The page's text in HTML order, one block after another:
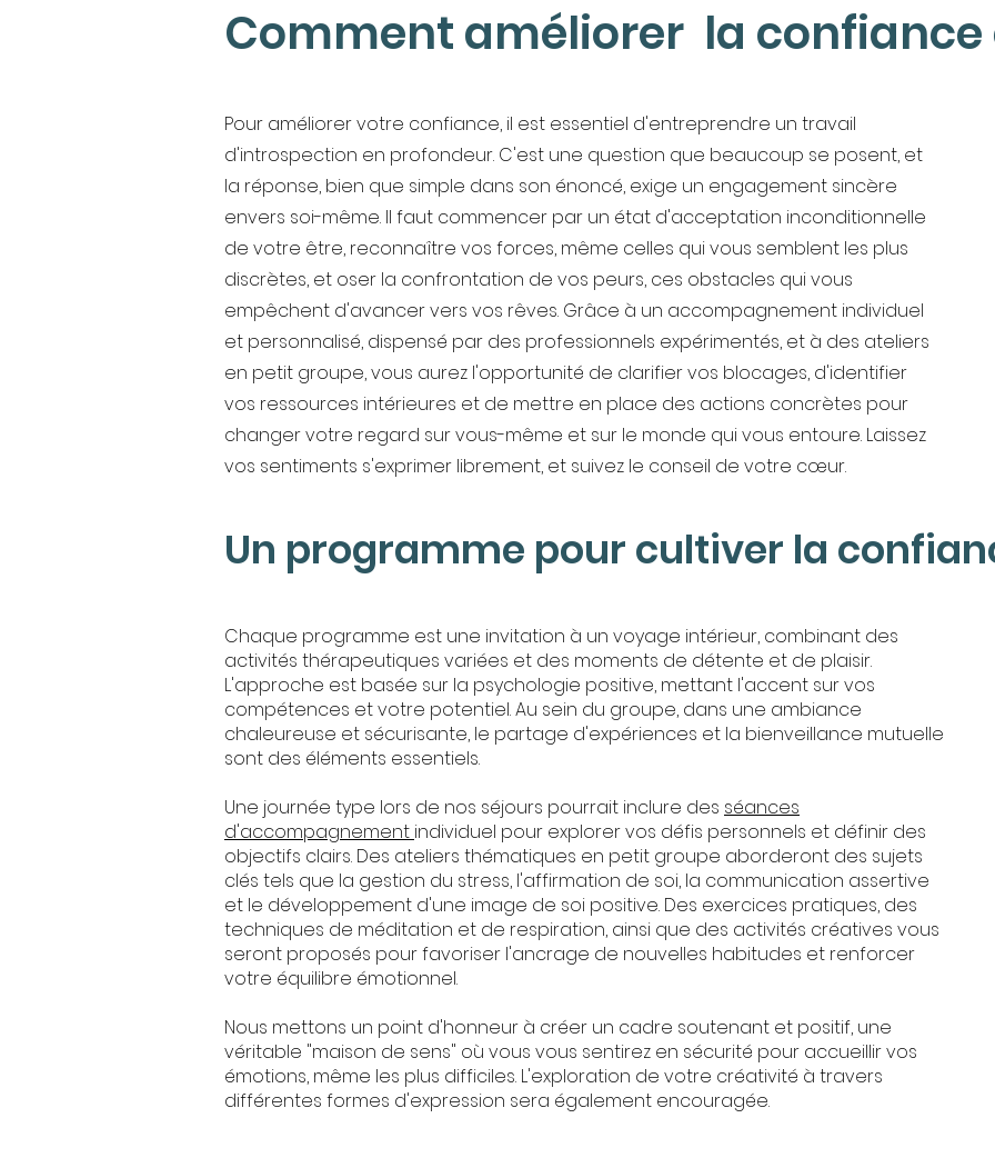
Comment améliorer la confiance
Pour améliorer votre confiance, il est essentiel d'entreprendre un travail
d'introspection en profondeur. C'est une question que beaucoup se posent, et
la réponse, bien que simple dans son énoncé, exige un engagement sincère
envers soi-même. Il faut commencer par un état d'acceptation inconditionnelle
de votre être, reconnaître vos forces, même celles qui vous semblent les plus
discrètes, et oser la confrontation de vos peurs, ces obstacles qui vous
empêchent d'avancer vers vos rêves. Grâce à un accompagnement individuel
et personnalisé, dispensé par des professionnels expérimentés, et à des ateliers
en petit groupe, vous aurez l'opportunité de clarifier vos blocages, d'identifier
vos ressources intérieures et de mettre en place des actions concrètes pour
changer votre regard sur vous-même et sur le monde qui vous entoure. Laissez
vos sentiments s'exprimer librement, et suivez le conseil de votre cœur.
Un programme pour cultiver la
Chaque programme est une invitation à un voyage intérieur, combinant des
activités thérapeutiques variées et des moments de détente et de plaisir.
L'approche est basée sur la psychologie positive, mettant l'accent sur vos
compétences et votre potentiel. Au sein du groupe, dans une ambiance
chaleureuse et sécurisante, le partage d'expériences et la bienveillance mutuelle
sont des éléments essentiels.
Une journée type lors de nos séjours pourrait inclure des séances
d'accompagnement individuel pour explorer vos défis personnels et définir des
objectifs clairs. Des ateliers thématiques en petit groupe aborderont des sujets
clés tels que la gestion du stress, l'affirmation de soi, la communication assertive
et le développement d'une image de soi positive. Des exercices pratiques, des
techniques de méditation et de respiration, ainsi que des activités créatives vous
seront proposés pour favoriser l'ancrage de nouvelles habitudes et renforcer
votre équilibre émotionnel.
Nous mettons un point d'honneur à créer un cadre soutenant et positif, une
véritable "maison de sens" où vous vous sentirez en sécurité pour accueillir vos
émotions, même les plus difficiles. L'exploration de votre créativité à travers
différentes formes d'expression sera également encouragée.